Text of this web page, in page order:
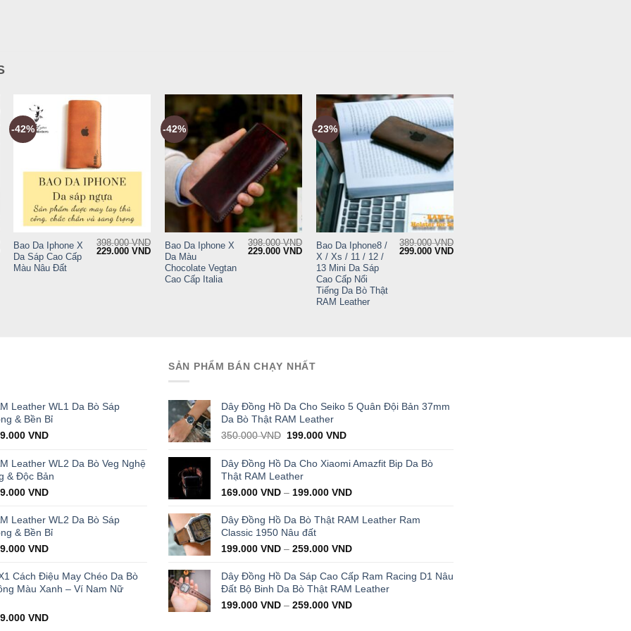
price
-42%
+
Bao Da Iphone X
Da Sáp Cao Cấp
Màu Nâu Đất
398.000VND
Original
229.000VNDCurrent
price
229.000 VND.
-42%
Bao Da Iphone X
Da Màu
Chocolate Vegtan
Cao Cấp Italia
398.000VND
Original
229.000VNDCurrent
price
229.000 VND.
-23%
+
Bao Da Iphone8 /
X / Xs / 11 / 12 /
13 Mini Da Sáp
Cao Cấp Nổi
Tiếng Da Bò Thật
RAM Leather
389.000VND
Original
299.000VNDCurrent
Leather WL1 Da Bò Sáp
& Bền Bỉ
VND.
VNDCurrent
is:
429.000 VND.
Leather WL2 Da Bò Veg Nghệ
& Độc Bản
VND.
VNDCurrent
is:
399.000 VND.
Leather WL2 Da Bò Sáp
& Bền Bỉ
VND.
VNDCurrent
is:
399.000 VND.
Cách Điệu May Chéo Da Bò
Màu Xanh – Ví Nam Nữ
VNDCurrent
SẢN PHẨM BÁN CHẠY NHẤT
Dây Đồng Hồ Da Cho Seiko 5 Quân Đội Bản 37mm
Da Bò Thật RAM Leather
350.000VND Original
was:
350.000 VND.
199.000VNDCurrent
is:
199.000 VND.
Dây Đồng Hồ Da Cho Xiaomi Amazfit Bip Da Bò
Thật RAM Leather
169.000 VND – 199.000 VND
Dây Đồng Hồ Da Bò Thật RAM Leather Ram
Classic 1950 Nâu đất
199.000 VND – 259.000 VND
Dây Đồng Hồ Da Sáp Cao Cấp Ram Racing D1 Nâu
Đất Bộ Binh Da Bò Thật RAM Leather
199.000 VND – 259.000 VND